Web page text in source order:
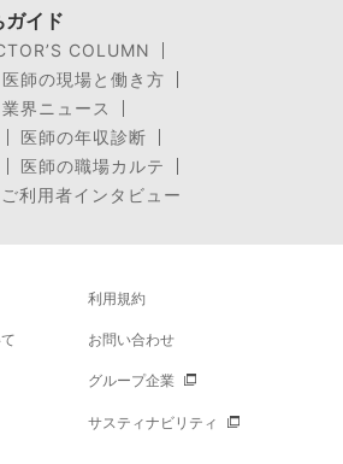
ガイド
COLUMN
医師の現場と働き方
業界ニュース
医師の年収診断
医師の職場カルテ
利用者インタビュー
利用規約
お問い合わせ
グループ企業
サスティナビリティ